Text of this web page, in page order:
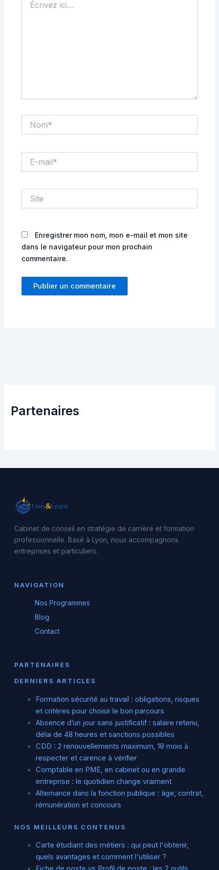
ici…
mail*
Enregistrer mon nom, mon e-mail et mon site
dans le navigateur pour mon prochain
commentaire.
Partenaires
Cabinet de conseil en stratégie de carrière et formation
professionnelle. Basé à Lyon, nous accompagnons
entreprises et particuliers.
NAVIGATION
Nos Programmes
Blog
Contact
PARTENAIRES
DERNIERS ARTICLES
Formation sécurité au travail : obligations, risques
et critères pour choisir le bon parcours
Absence d’un jour sans justificatif : salaire retenu,
délai de 48 heures et sanctions possibles
CDD : 2 renouvellements maximum, 18 mois à
respecter et carence à vérifier
Comptable en PME, en cabinet ou en grande
entreprise : le quotidien change vraiment
Alternance dans la fonction publique : âge, contrat,
rémunération et concours
NOS MEILLEURS CONTENUS
Carte étudiant des métiers : qui peut l'obtenir,
quels avantages et comment l'utiliser ?